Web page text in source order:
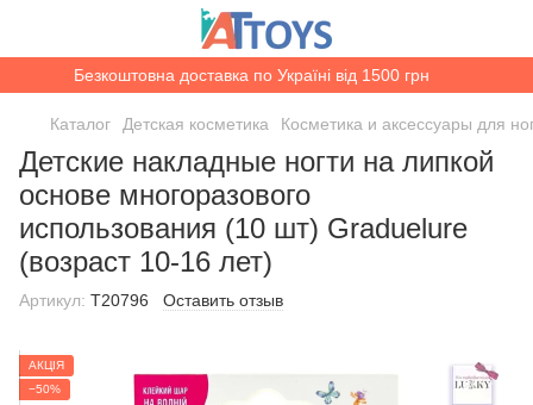
Безкоштовна доставка по Україні від 1500 грн
Каталог Детская косметика Косметика и аксессуары для
Детские накладные ногти на липкой
основе многоразового
использования (10 шт) Graduelure
(возраст 10-16 лет)
Артикул: T20796 Оставить отзыв
АКЦІЯ
−50%